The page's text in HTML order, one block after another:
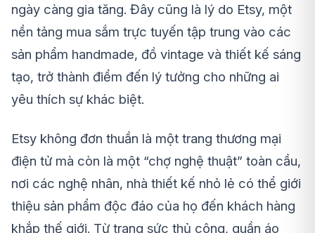
ngày càng gia tăng. Đây cũng là lý do Etsy, một
nền tảng mua sắm trực tuyến tập trung vào các
sản phẩm handmade, đồ vintage và thiết kế sáng
tạo, trở thành điểm đến lý tưởng cho những ai
yêu thích sự khác biệt.
Etsy không đơn thuần là một trang thương mại
điện tử mà còn là một “chợ nghệ thuật” toàn cầu,
nơi các nghệ nhân, nhà thiết kế nhỏ lẻ có thể giới
thiệu sản phẩm độc đáo của họ đến khách hàng
khắp thế giới. Từ trang sức thủ công, quần áo